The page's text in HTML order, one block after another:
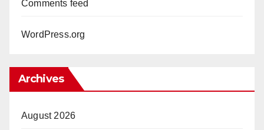
Comments feed
WordPress.org
Archives
August 2026